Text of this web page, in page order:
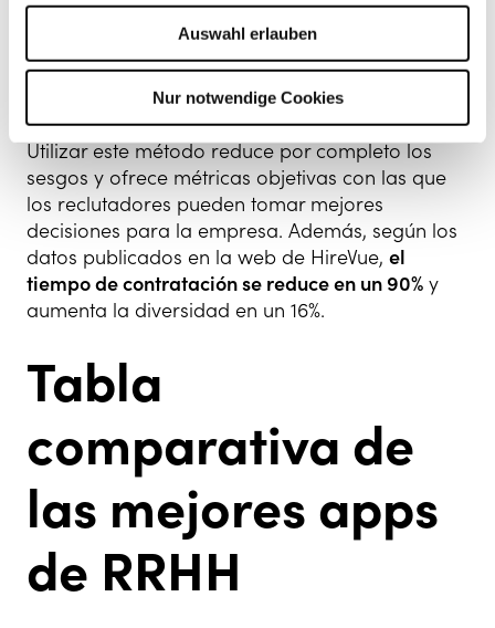
Auswahl erlauben
Nur notwendige Cookies
elegidas por el empleador. En este tiempo,
obtiene hasta 500.000 muestras de datosque se
convierten en elementos de puntuación.
Utilizar este método reduce por completo los
sesgos y ofrece métricas objetivas con las que
los reclutadores pueden tomar mejores
decisiones para la empresa. Además, según los
datos publicados en la web de HireVue, el
tiempo de contratación se reduce en un 90% y
aumenta la diversidad en un 16%.
Tabla
comparativa de
las mejores apps
de RRHH